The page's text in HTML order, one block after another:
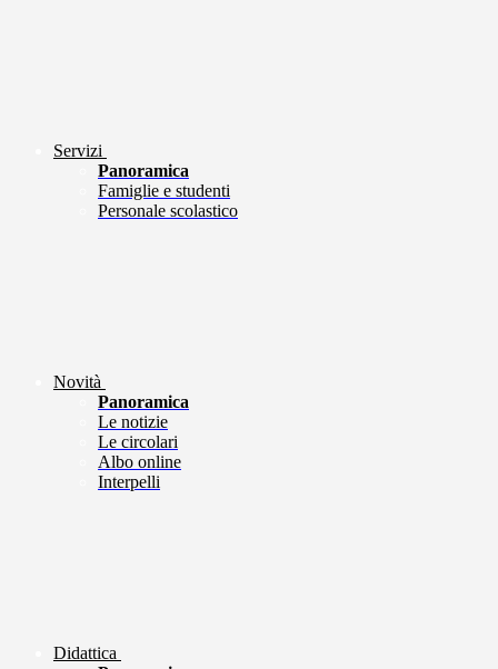
Servizi
Panoramica
Famiglie e studenti
Personale scolastico
Novità
Panoramica
Le notizie
Le circolari
Albo online
Interpelli
Didattica